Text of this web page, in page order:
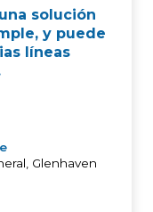
solución
y puede
líneas
Glenhaven